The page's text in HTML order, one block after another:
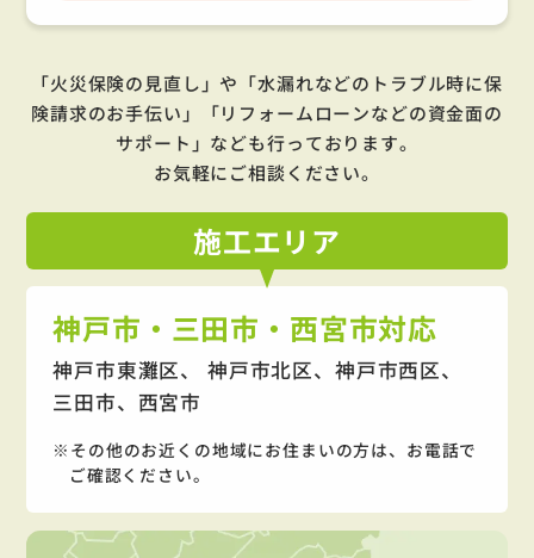
「火災保険の見直し」や「水漏れなどのトラブル時に保
険請求のお手伝い」「リフォームローンなどの資金面の
サポート」 なども行っております。
お気軽にご相談ください。
施工エリア
神戸市・三田市・西宮市対応
神戸市東灘区、 神戸市北区、神戸市西区、
三田市、西宮市
その他のお近くの地域にお住まいの方は、お電話で
ご確認ください。